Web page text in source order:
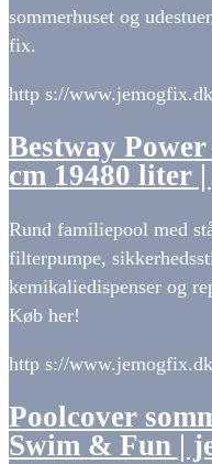
sommerhuset og
fix.
http s://
Bestway
cm 19480 liter
Rund familiepool med
filterpumpe,
kemikaliedispenser og
Køb her!
http s://
Poolcover
Swim & Fun |